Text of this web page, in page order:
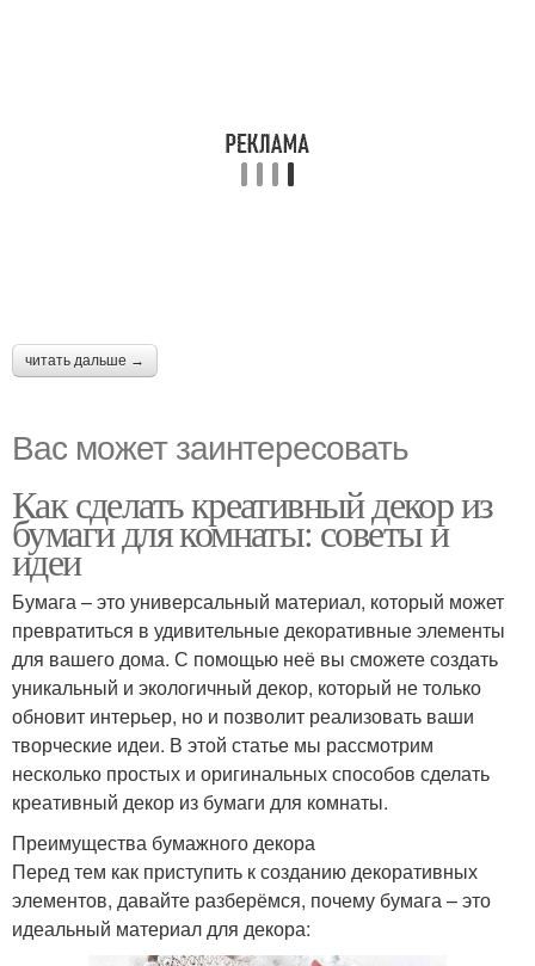
читать дальше →
Вас может заинтересовать
Как сделать креативный декор из
бумаги для комнаты: советы и
идеи
Бумага – это универсальный материал, который может
превратиться в удивительные декоративные элементы
для вашего дома. С помощью неё вы сможете создать
уникальный и экологичный декор, который не только
обновит интерьер, но и позволит реализовать ваши
творческие идеи. В этой статье мы рассмотрим
несколько простых и оригинальных способов сделать
креативный декор из бумаги для комнаты.
Преимущества бумажного декора
Перед тем как приступить к созданию декоративных
элементов, давайте разберёмся, почему бумага – это
идеальный материал для декора: